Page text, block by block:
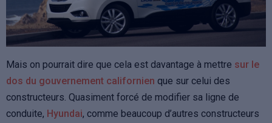
Mais on pourrait dire que cela est davantage à mettre sur le
dos du gouvernement californien que sur celui des
constructeurs. Quasiment forcé de modifier sa ligne de
conduite, Hyundai, comme beaucoup d’autres constructeurs